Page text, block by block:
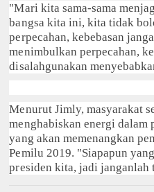
"Mari kita sama-sama
bangsa kita ini, kita tidak
perpecahan, kebebasan
menimbulkan perpecahan,
disalahgunakan
Menurut Jimly, masyarakat
menghabiskan energi dalam
yang akan memenangkan
Pemilu 2019. "Siapapun
presiden kita, jadi janganlah